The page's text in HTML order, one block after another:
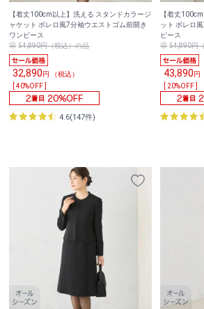
【着丈100cm以上】洗える スタンドカラージ
ャケット ボレロ風7分袖ウエストゴム前開き
ワンピース
54,890円（税込）の品
32,890円 （税込）
[ 40%OFF ]
4.6(147件)
【着丈
ット ボレロ
ピース
54,890円
43,890円
[ 20%OFF ]